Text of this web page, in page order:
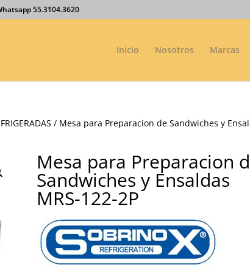
55.3104.3620
Inicio Nosotros Marcas
/ Mesa para Preparacion de Sandwiches y
Mesa para Preparacion
Sandwiches y Ensaldas
MRS-122-2P